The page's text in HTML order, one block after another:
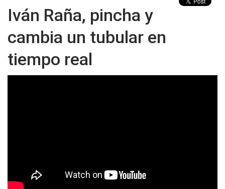
Iván Raña, pincha y
cambia un tubular en
tiempo real